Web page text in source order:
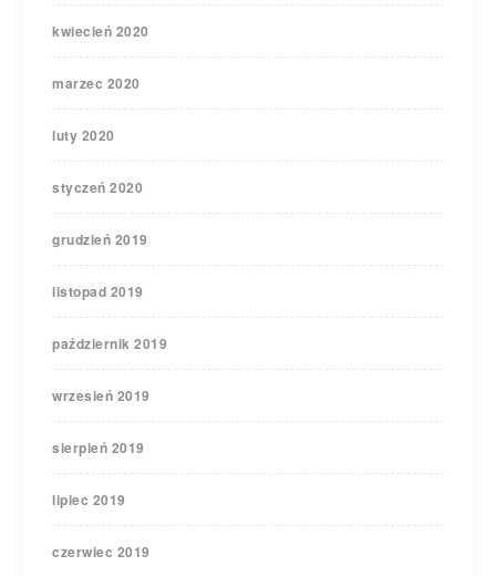
kwiecień 2020
marzec 2020
luty 2020
styczeń 2020
grudzień 2019
listopad 2019
październik 2019
wrzesień 2019
sierpień 2019
lipiec 2019
czerwiec 2019